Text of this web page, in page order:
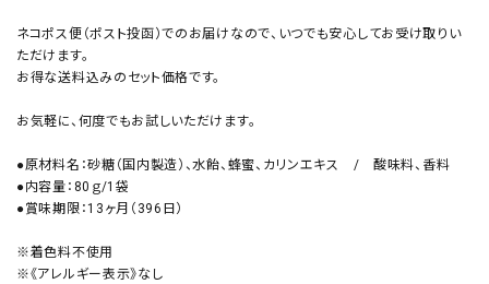
ネコポス便（ポスト投函）でのお届けなので、いつでも安心してお受け取りい
ただけます。
お得な送料込みのセット価格です。
お気軽に、何度でもお試しいただけます。
●原材料名：砂糖（国内製造）、水飴、蜂蜜、カリンエキス / 酸味料、香料
●内容量：80ｇ/1袋
●賞味期限：13ヶ月（396日）
※着色料不使用
※《アレルギー表示》なし